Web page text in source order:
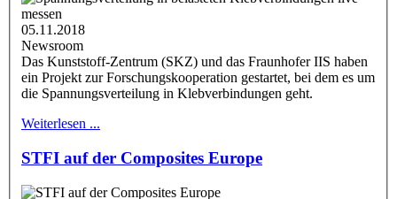
05.11.2018
Newsroom
Das Kunststoff-Zentrum (SKZ) und das Fraunhofer IIS haben
ein Projekt zur Forschungskooperation gestartet, bei dem es um
die Spannungsverteilung in Klebverbindungen geht.
Weiterlesen ...
STFI auf der Composites Europe